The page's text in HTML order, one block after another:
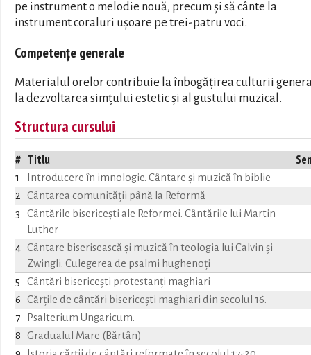
pe instrument o melodie nouă, precum și să cânte la
instrument coraluri uşoare pe trei-patru voci.
Competențe generale
Materialul orelor contribuie la înbogățirea culturii
la dezvoltarea simțului estetic și al gustului muzical.
Structura cursului
# Titlu
1
Introducere în imnologie. Cântare și muzică în biblie
2
Cântarea comunității până la Reformă
3
Cântările bisericești ale Reformei. Cântările lui Martin
Luther
4 Cântare biserisească și muzică în teologia lui Calvin și
Zwingli. Culegerea de psalmi hughenoți
5
Cântări bisericești protestanți maghiari
6
Cărțile de cântări bisericești maghiari din secolul 16.
7
Psalterium Ungaricum.
8
Gradualul Mare (Bărtân)